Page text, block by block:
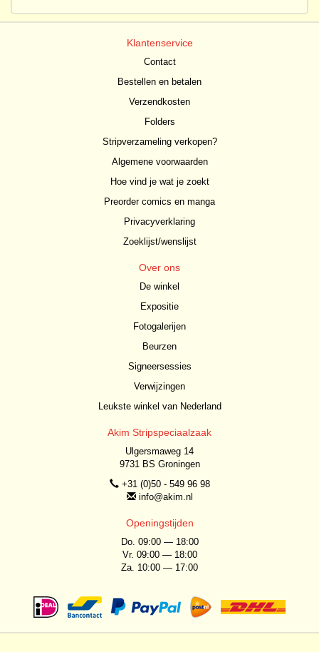
Klantenservice
Contact
Bestellen en betalen
Verzendkosten
Folders
Stripverzameling verkopen?
Algemene voorwaarden
Hoe vind je wat je zoekt
Preorder comics en manga
Privacyverklaring
Zoeklijst/wenslijst
Over ons
De winkel
Expositie
Fotogalerijen
Beurzen
Signeersessies
Verwijzingen
Leukste winkel van Nederland
Akim Stripspeciaalzaak
Ulgersmaweg 14
9731 BS Groningen
+31 (0)50 - 549 96 98
info@akim.nl
Openingstijden
Do. 09:00 — 18:00
Vr. 09:00 — 18:00
Za. 10:00 — 17:00